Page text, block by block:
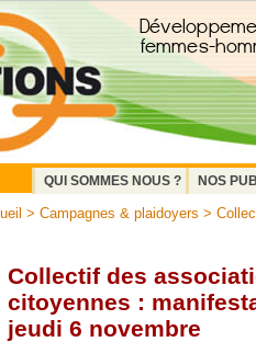
QUI SOMMES NOUS ? NOS
> Campagnes & plaidoyers >
Collectif des
citoyennes :
jeudi 6 novembre